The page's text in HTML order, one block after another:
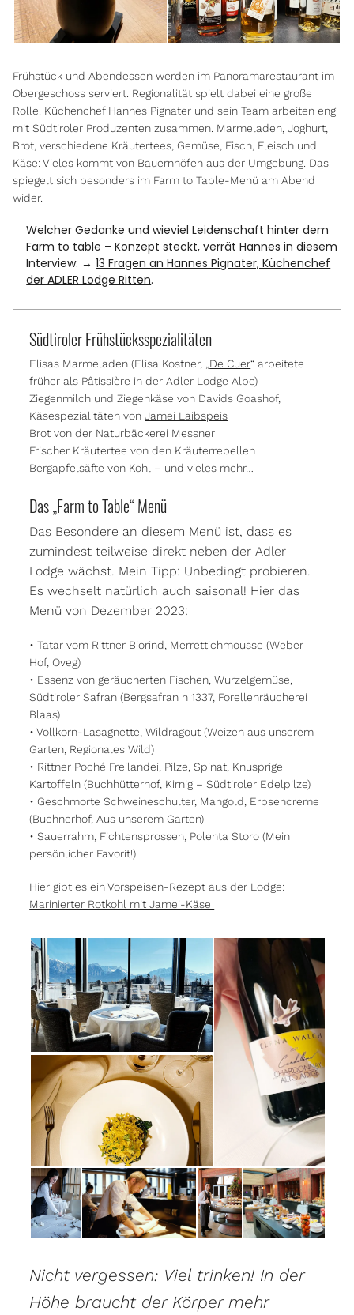
Frühstück und Abendessen werden im Panoramarestaurant im
Obergeschoss serviert. Regionalität spielt dabei eine große
Rolle. Küchenchef Hannes Pignater und sein Team arbeiten eng
mit Südtiroler Produzenten zusammen. Marmeladen, Joghurt,
Brot, verschiedene Kräutertees, Gemüse, Fisch, Fleisch und
Käse: Vieles kommt von Bauernhöfen aus der Umgebung. Das
spiegelt sich besonders im Farm to Table-Menü am Abend
wider.
Welcher Gedanke und wieviel Leidenschaft hinter dem
Farm to table – Konzept steckt, verrät Hannes in diesem
Interview: →13 Fragen an Hannes Pignater, Küchenchef
der ADLER Lodge Ritten.
Südtiroler Frühstücksspezialitäten
Elisas Marmeladen (Elisa Kostner, „ De Cuer“ arbeitete
früher als Pâtissière in der Adler Lodge Alpe)
Ziegenmilch und Ziegenkäse von Davids Goashof,
Käsespezialitäten vonJamei Laibspeis
Brot von der Naturbäckerei Messner
Frischer Kräutertee von den Kräuterrebellen
Bergapfelsäfte von Kohl – und vieles mehr…
Das „Farm to Table“ Menü
Das Besondere an diesem Menü ist, dass es
zumindest teilweise direkt neben der Adler
Lodge wächst. Mein Tipp: Unbedingt probieren.
Es wechselt natürlich auch saisonal! Hier das
Menü von Dezember 2023:
• Tatar vom Rittner Biorind, Merrettichmousse (Weber
Hof, Oveg)
• Essenz von geräucherten Fischen, Wurzelgemüse,
Südtiroler Safran (Bergsafran h 1337, Forellenräucherei
Blaas)
• Vollkorn-Lasagnette, Wildragout (Weizen aus unserem
Garten, Regionales Wild)
• Rittner Poché Freilandei, Pilze, Spinat, Knusprige
Kartoffeln (Buchhütterhof, Kirnig – Südtiroler Edelpilze)
• Geschmorte Schweineschulter, Mangold, Erbsencreme
(Buchnerhof, Aus unserem Garten)
• Sauerrahm, Fichtensprossen, Polenta Storo (Mein
persönlicher Favorit!)
Hier gibt es ein Vorspeisen-Rezept aus der Lodge:
Marinierter Rotkohl mit Jamei-Käse
Nicht vergessen: Viel trinken! In der
Höhe braucht der Körper mehr